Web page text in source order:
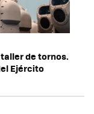
de tornos.
Ejército